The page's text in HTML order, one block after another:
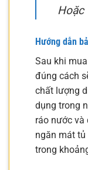
Hoặc
Hướng dẫn
Sau khi mua
đúng cách
chất lượng
dụng trong
ráo nước và
ngăn mát
trong